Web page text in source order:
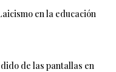
en la educación
de las pantallas en